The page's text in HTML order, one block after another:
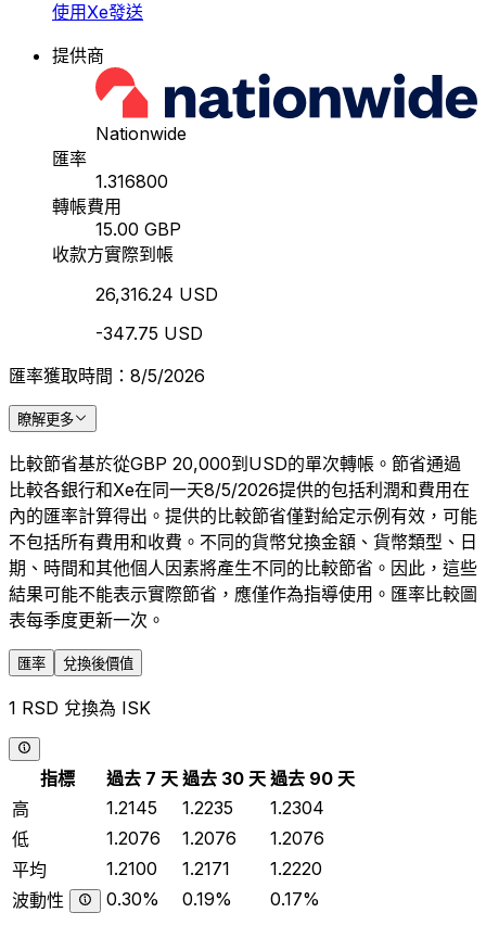
使用Xe發送
提供商
Nationwide
匯率
1.316800
轉帳費用
15.00 GBP
收款方實際到帳
26,316.24 USD
-347.75 USD
匯率獲取時間：8/5/2026
瞭解更多
比較節省基於從GBP 20,000到USD的單次轉帳。節省通過
比較各銀行和Xe在同一天8/5/2026提供的包括利潤和費用在
內的匯率計算得出。提供的比較節省僅對給定示例有效，可能
不包括所有費用和收費。不同的貨幣兌換金額、貨幣類型、日
期、時間和其他個人因素將產生不同的比較節省。因此，這些
結果可能不能表示實際節省，應僅作為指導使用。匯率比較圖
表每季度更新一次。
匯率 兌換後價值
1 RSD 兌換為 ISK
指標 過去 7 天 過去 30 天 過去 90 天
高
1.2145 1.2235
1.2304
低
1.2076 1.2076
1.2076
平均
1.2100 1.2171
1.2220
波動性
0.30% 0.19% 0.17%